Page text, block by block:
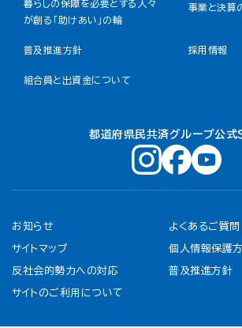
暮らしの保障を必要とする人々
が創る「助けあい」の輪
事業と決算
普及推進方針 採用情報
組合員と出資金について
都道府県民共済グループ公式
お知らせ よくあるご質問
サイトマップ 個人情報保護
反社会的勢力への対応 普及推進方針
サイトのご利用について